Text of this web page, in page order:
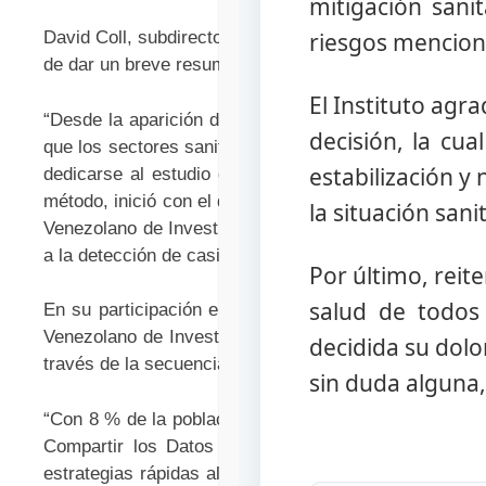
David Coll, subdirector del IVIC, dio la bienvenida a
de dar un breve resumen de la aparición del SARS-
“Desde la aparición del COVID-19 en el mundo,
que los sectores sanitario y científico tuvieron un rol
dedicarse al estudio de este virus y de la
método, inició con el diagnóstico molecular del
Venezolano de Investigaciones Científicas y
a la detección de casi 550 mil casos positivos por el
En su participación en el simposio Flor Pujol,
Venezolano de Investigaciones Científicas (IVIC),
través de la secuenciación del genoma completo.
“Con 8 % de la población mundial, Latinoamérica
Compartir los Datos de los Virus Gripales
estrategias rápidas alternativas a la secuenciación
mitigación
riesgos
El Instituto
decisión, la
estabilización y
la situación
Por último,
salud de
decidida su
sin duda